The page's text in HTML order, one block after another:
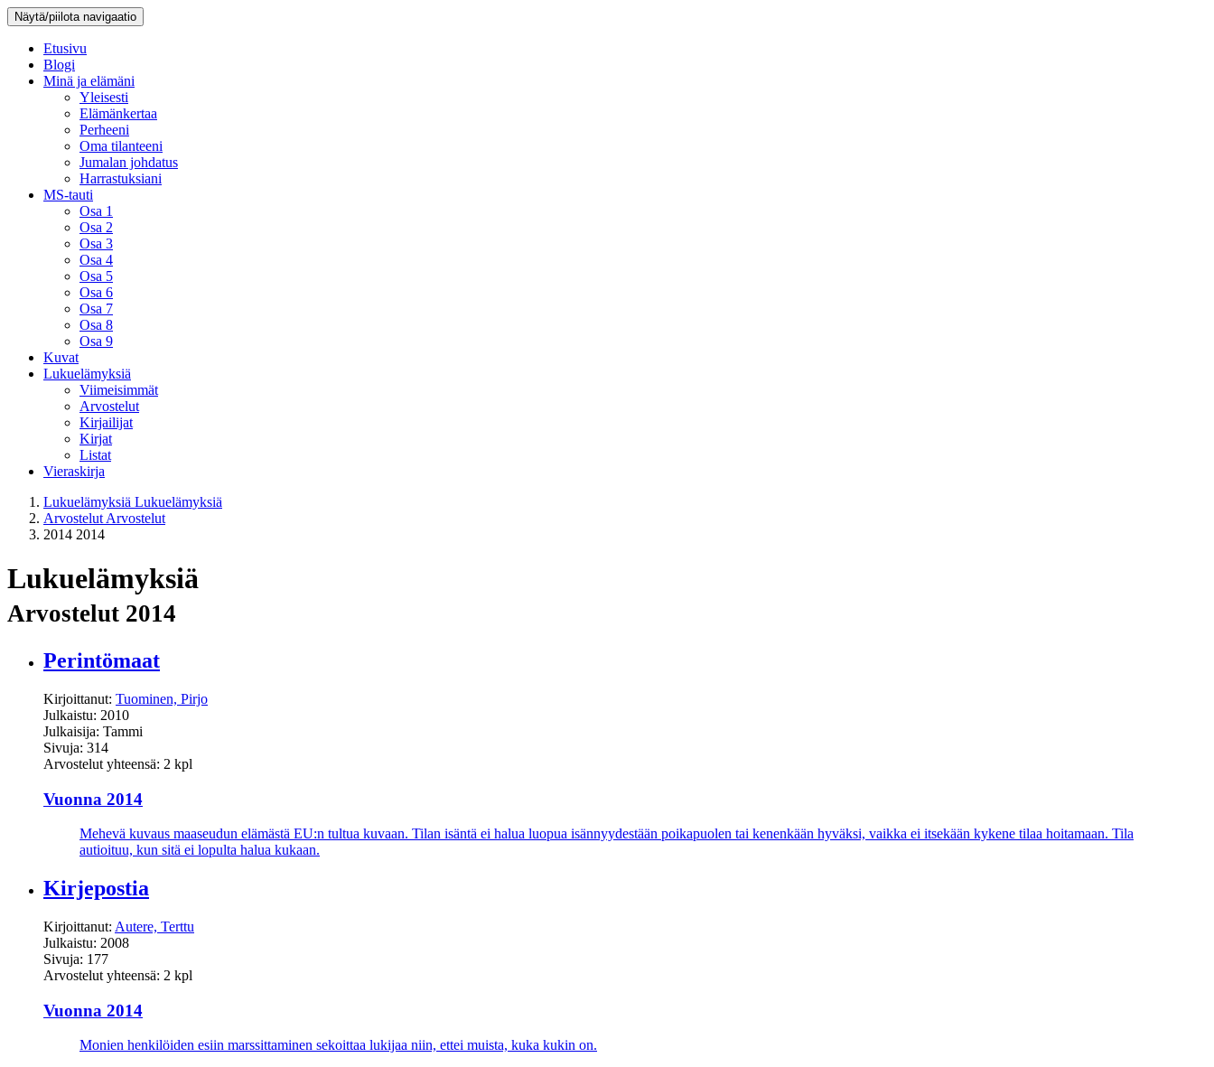
Näytä/piilota navigaatio
Etusivu
Blogi
Minä ja elämäni
Yleisesti
Elämänkertaa
Perheeni
Oma tilanteeni
Jumalan johdatus
Harrastuksiani
MS-tauti
Osa 1
Osa 2
Osa 3
Osa 4
Osa 5
Osa 6
Osa 7
Osa 8
Osa 9
Kuvat
Lukuelämyksiä
Viimeisimmät
Arvostelut
Kirjailijat
Kirjat
Listat
Vieraskirja
Lukuelämyksiä Lukuelämyksiä
Arvostelut Arvostelut
2014 2014
Lukuelämyksiä
Arvostelut 2014
Perintömaat
Kirjoittanut: Tuominen, Pirjo
Julkaistu: 2010
Julkaisija: Tammi
Sivuja: 314
Arvostelut yhteensä: 2 kpl
Vuonna 2014
Mehevä kuvaus maaseudun elämästä EU:n tultua kuvaan. Tilan isäntä ei halua luopua isännyydestään poikapuolen tai kenenkään hyväksi, vaikka ei itsekään kykene tilaa hoitamaan. Tila
autioituu, kun sitä ei lopulta halua kukaan.
Kirjepostia
Kirjoittanut: Autere, Terttu
Julkaistu: 2008
Sivuja: 177
Arvostelut yhteensä: 2 kpl
Vuonna 2014
Monien henkilöiden esiin marssittaminen sekoittaa lukijaa niin, ettei muista, kuka kukin on.